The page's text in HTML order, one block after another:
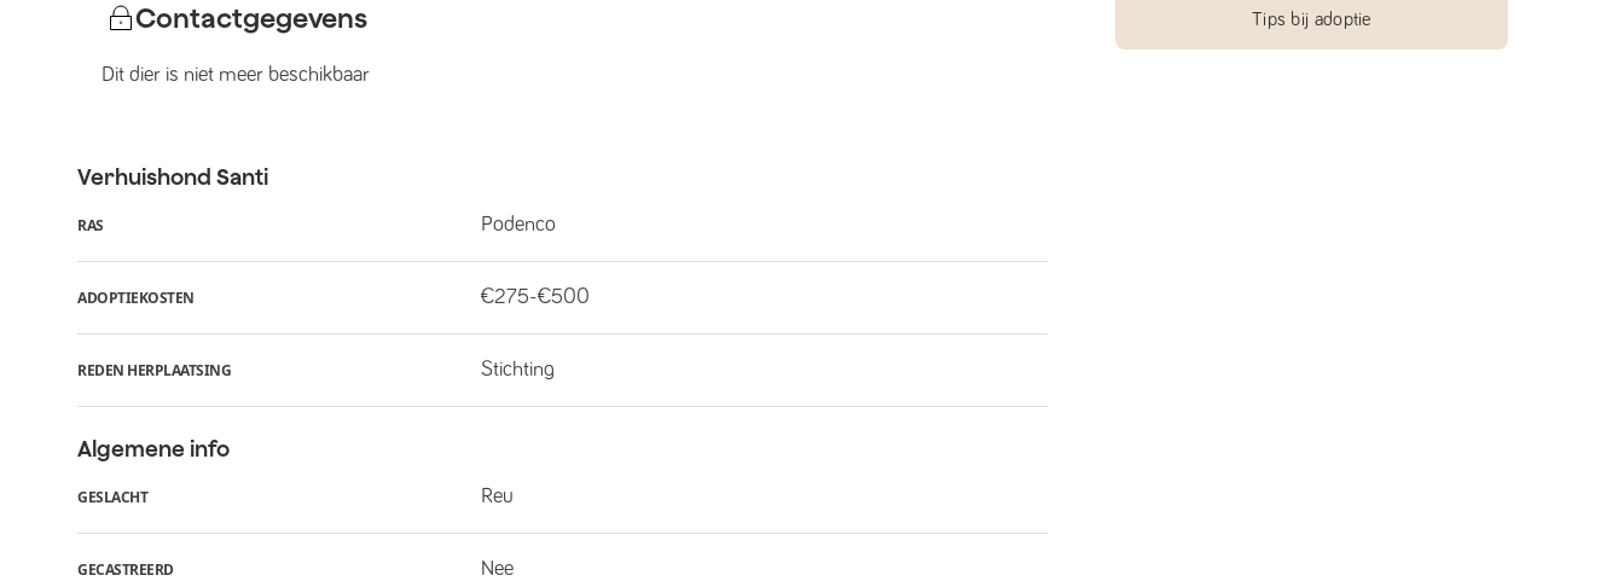
Contactgegevens
Dit dier is niet meer beschikbaar
Verhuishond Santi
RAS Podenco
ADOPTIEKOSTEN €275-€500
REDEN HERPLAATSING Stichting
Algemene info
GESLACHT Reu
GECASTREERD Nee
Tips bij adoptie